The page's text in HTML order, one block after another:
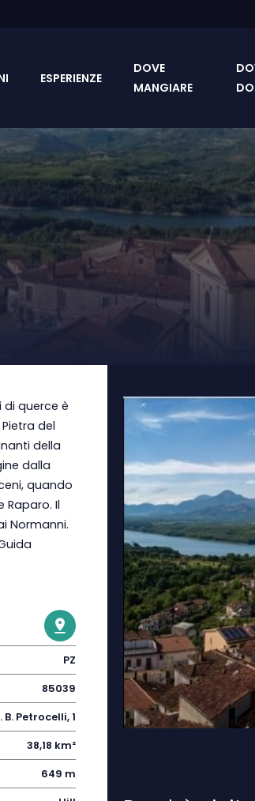
ESPERIENZE
DOVE
MANGIARE
querce è
del
della
dalla
quando
Raparo. Il
Normanni.
PZ
85039
B. Petrocelli, 1
38,18 km²
649 m